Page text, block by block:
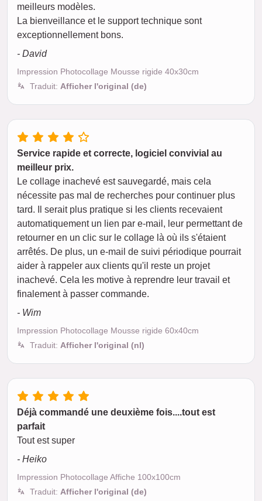
meilleurs modèles.
La bienveillance et le support technique sont
exceptionnellement bons.
- David
Impression Photocollage Mousse rigide 40x30cm
Traduit: Afficher l'original (de)
Service rapide et correcte, logiciel convivial au
meilleur prix.
Le collage inachevé est sauvegardé, mais cela
nécessite pas mal de recherches pour continuer plus
tard. Il serait plus pratique si les clients recevaient
automatiquement un lien par e-mail, leur permettant de
retourner en un clic sur le collage là où ils s'étaient
arrêtés. De plus, un e-mail de suivi périodique pourrait
aider à rappeler aux clients qu'il reste un projet
inachevé. Cela les motive à reprendre leur travail et
finalement à passer commande.
- Wim
Impression Photocollage Mousse rigide 60x40cm
Traduit: Afficher l'original (nl)
Déjà commandé une deuxième fois....tout est
parfait
Tout est super
- Heiko
Impression Photocollage Affiche 100x100cm
Traduit: Afficher l'original (de)